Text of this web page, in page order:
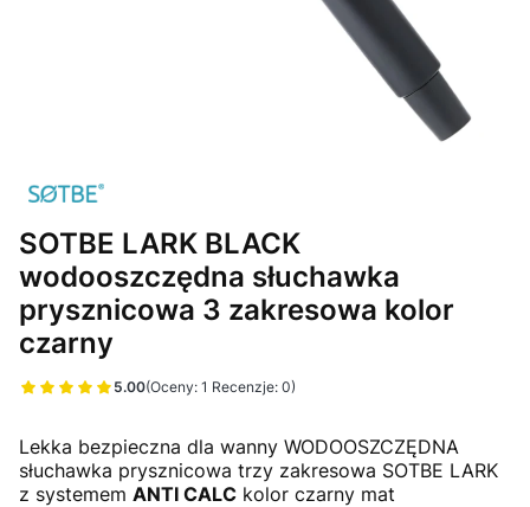
SOTBE LARK BLACK
wodooszczędna słuchawka
prysznicowa 3 zakresowa kolor
czarny
5.00(Oceny: 1 Recenzje: 0)
Przejdź do sekcji Opinie
Lekka bezpieczna dla wanny WODOOSZCZĘDNA
słuchawka prysznicowa trzy zakresowa SOTBE LARK
z systemem ANTI CALC kolor czarny mat